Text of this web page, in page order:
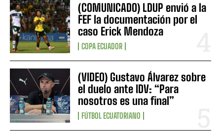
(COMUNICADO) LDUP envió a la
FEF la documentación por el
caso Erick Mendoza
COPA ECUADOR
(VIDEO) Gustavo Álvarez sobre
el duelo ante IDV: “Para
nosotros es una final”
FÚTBOL ECUATORIANO